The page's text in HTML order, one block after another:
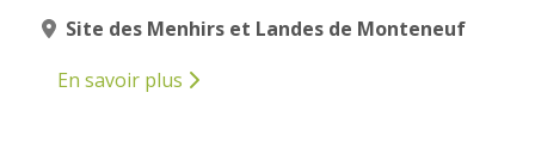
Site des Menhirs et Landes de Monteneuf
En savoir plus